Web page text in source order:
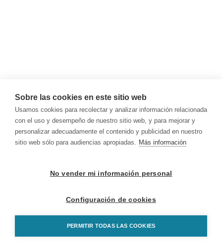
Sobre las cookies en este sitio web
Usamos cookies para recolectar y analizar información relacionada
con el uso y desempeño de nuestro sitio web, y para mejorar y
personalizar adecuadamente el contenido y publicidad en nuestro
sitio web sólo para audiencias apropiadas. Más información
No vender mi información personal
Configuración de cookies
PERMITIR TODAS LAS COOKIES